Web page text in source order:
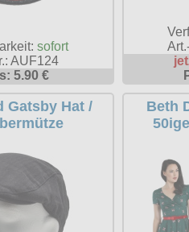
sofort
AUF124
5.90 €
Gatsby Hat /
Beth